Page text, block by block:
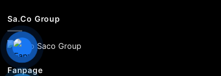
Sa.Co Group
Fanpage